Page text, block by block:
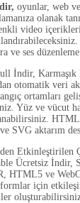
oyunlar, web
olanak
video
ve ses
İndir, Karmaşık
otomatik veri
​​ortamları
Yüz ve vücut
SVG aktarım
Etkinleştirilen
Ücretsiz İndir,
HTML5 ve
için